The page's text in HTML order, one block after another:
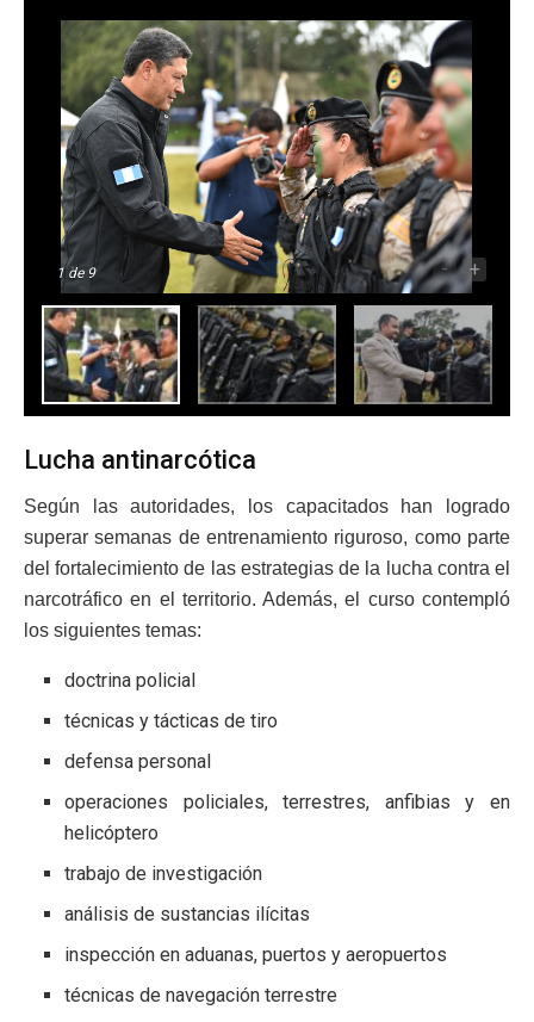
1 de 9 - +
Lucha antinarcótica
Según las autoridades, los capacitados han logrado
superar semanas de entrenamiento riguroso, como parte
del fortalecimiento de las estrategias de la lucha contra el
narcotráfico en el territorio. Además, el curso contempló
los siguientes temas:
doctrina policial
técnicas y tácticas de tiro
defensa personal
operaciones policiales, terrestres, anfibias y en
helicóptero
trabajo de investigación
análisis de sustancias ilícitas
inspección en aduanas, puertos y aeropuertos
técnicas de navegación terrestre